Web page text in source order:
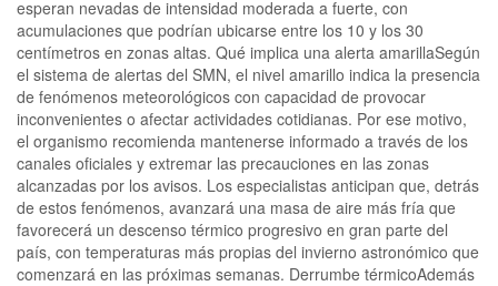
esperan nevadas de intensidad moderada a fuerte, con
acumulaciones que podrían ubicarse entre los 10 y los 30
centímetros en zonas altas. Qué implica una alerta amarillaSegún
el sistema de alertas del SMN, el nivel amarillo indica la presencia
de fenómenos meteorológicos con capacidad de provocar
inconvenientes o afectar actividades cotidianas. Por ese motivo,
el organismo recomienda mantenerse informado a través de los
canales oficiales y extremar las precauciones en las zonas
alcanzadas por los avisos. Los especialistas anticipan que, detrás
de estos fenómenos, avanzará una masa de aire más fría que
favorecerá un descenso térmico progresivo en gran parte del
país, con temperaturas más propias del invierno astronómico que
comenzará en las próximas semanas. Derrumbe térmicoAdemás